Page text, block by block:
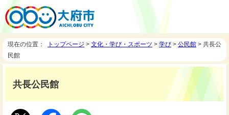
現在の位置： トップページ > 文化・学び・スポーツ > 学び > 公民館 > 共長公
民館
共長公民館